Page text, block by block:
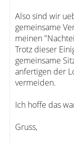
Also sind wir
gemeinsame
meinen
Trotz dieser
gemeinsame
anfertigen der
vermeiden.
Ich hoffe das
Gruss,